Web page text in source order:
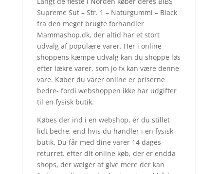
Supreme Sut – Str. 1 – Naturgummi – Black
fra den meget brugte forhandler
Mammashop.dk, der altid har et stort
udvalg af populære varer. Her i online
shoppens kæmpe udvalg kan du shoppe løs
efter lækre varer, som jo fx kan være denne
vare. Køber du varer online er priserne
bedre- fordi webshoppen ikke har udgifter
til en fysisk butik.
Købes der ind i en webshop, er du stillet
lidt bedre, end hvis du handler i en fysisk
butik. Du får med dine varer 14 dages
returret. efter dit online køb, der er endda
shops, der vælger at give mere der kan